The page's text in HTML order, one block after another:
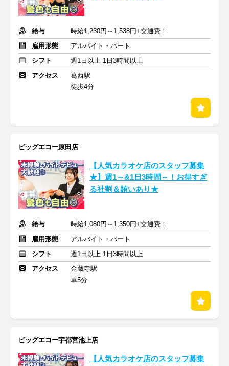
給与
時給1,230円～1,538円+交通費！
雇用形態
アルバイト・パート
シフト
週1日以上 1日3時間以上
アクセス
葛西駅
徒歩4分
ビッグエコー原田店
【人気カラオケ店のスタッフ募集
★】週1～&1日3時間～！お得すぎ
る社割＆賄いあり★
給与
時給1,080円～1,350円+交通費！
雇用形態
アルバイト・パート
シフト
週1日以上 1日3時間以上
アクセス
金蔵寺駅
車5分
ビッグエコー宇都宮池上店
【人気カラオケ店のスタッフ募集